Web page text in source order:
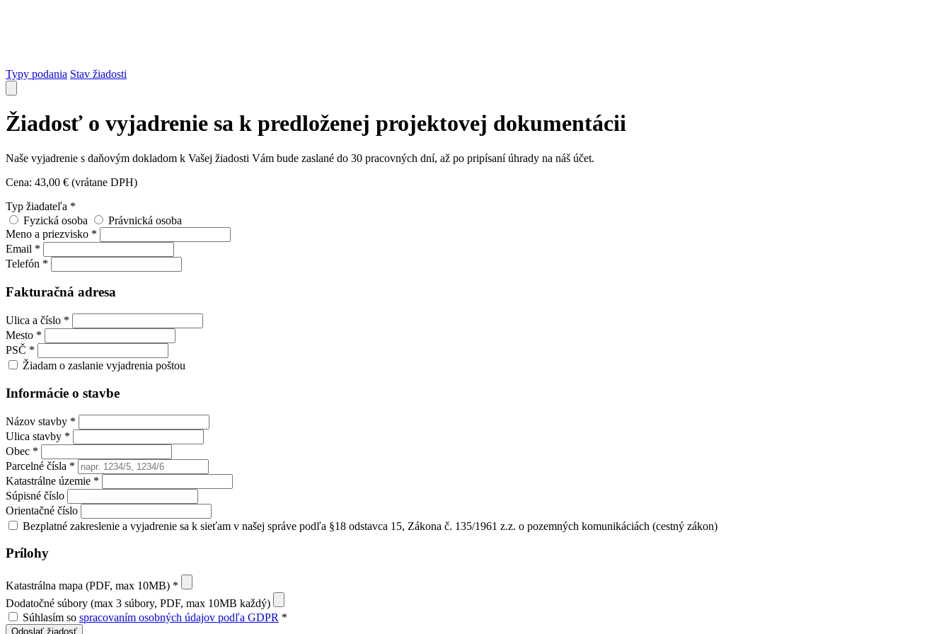
Typy podania Stav žiadosti
Žiadosť o vyjadrenie sa k predloženej projektovej dokumentácii
Naše vyjadrenie s daňovým dokladom k Vašej žiadosti Vám bude zaslané do 30 pracovných dní, až po pripísaní úhrady na náš účet.
Cena: 43,00 € (vrátane DPH)
Typ žiadateľa *
Fyzická osoba
Právnická osoba
Meno a priezvisko *
Email *
Telefón *
Fakturačná adresa
Ulica a číslo *
Mesto *
PSČ *
Žiadam o zaslanie vyjadrenia poštou
Informácie o stavbe
Názov stavby *
Ulica stavby *
Obec *
Parcelné čísla *
Katastrálne územie *
Súpisné číslo
Orientačné číslo
Bezplatné zakreslenie a vyjadrenie sa k sieťam v našej správe podľa §18 odstavca 15, Zákona č. 135/1961 z.z. o pozemných komunikáciách (cestný zákon)
Prílohy
Katastrálna mapa (PDF, max 10MB) *
Dodatočné súbory (max 3 súbory, PDF, max 10MB každý)
Súhlasím so spracovaním osobných údajov podľa GDPR *
Odoslať žiadosť